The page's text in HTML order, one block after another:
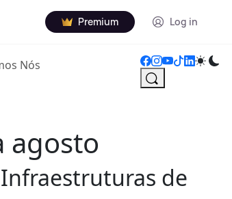
Premium Log in
Nós
agosto
de